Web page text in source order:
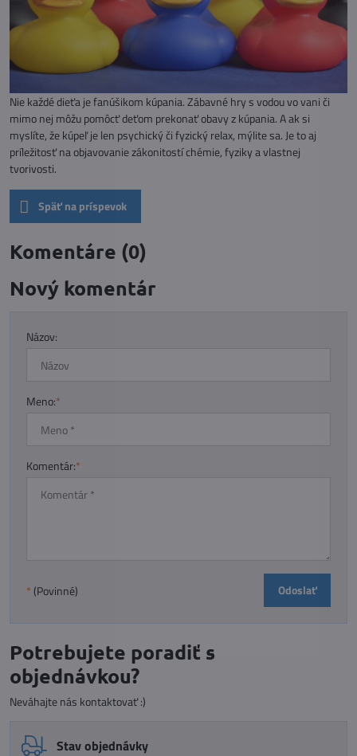
Nie každé dieťa je fanúšikom kúpania. Zábavné hry s vodou vo vani či
mimo nej môžu pomôcť deťom prekonať obavy z kúpania. A ak si
myslíte, že kúpeľ je len psychický či fyzický relax, mýlite sa. Je to aj
príležitosť na objavovanie zákonitostí chémie, fyziky a vlastnej
tvorivosti.
Späť na príspevok
Komentáre (0)
Nový komentár
Názov:
Meno:*
Komentár:*
*(Povinné) Odoslať
Potrebujete poradiť s
objednávkou?
Neváhajte nás kontaktovať :)
Stav objednávky